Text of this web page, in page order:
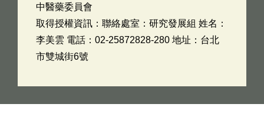
中醫藥委員會
取得授權資訊：聯絡處室：研究發展組 姓名：
李美雲 電話：02-25872828-280 地址：台北
市雙城街6號